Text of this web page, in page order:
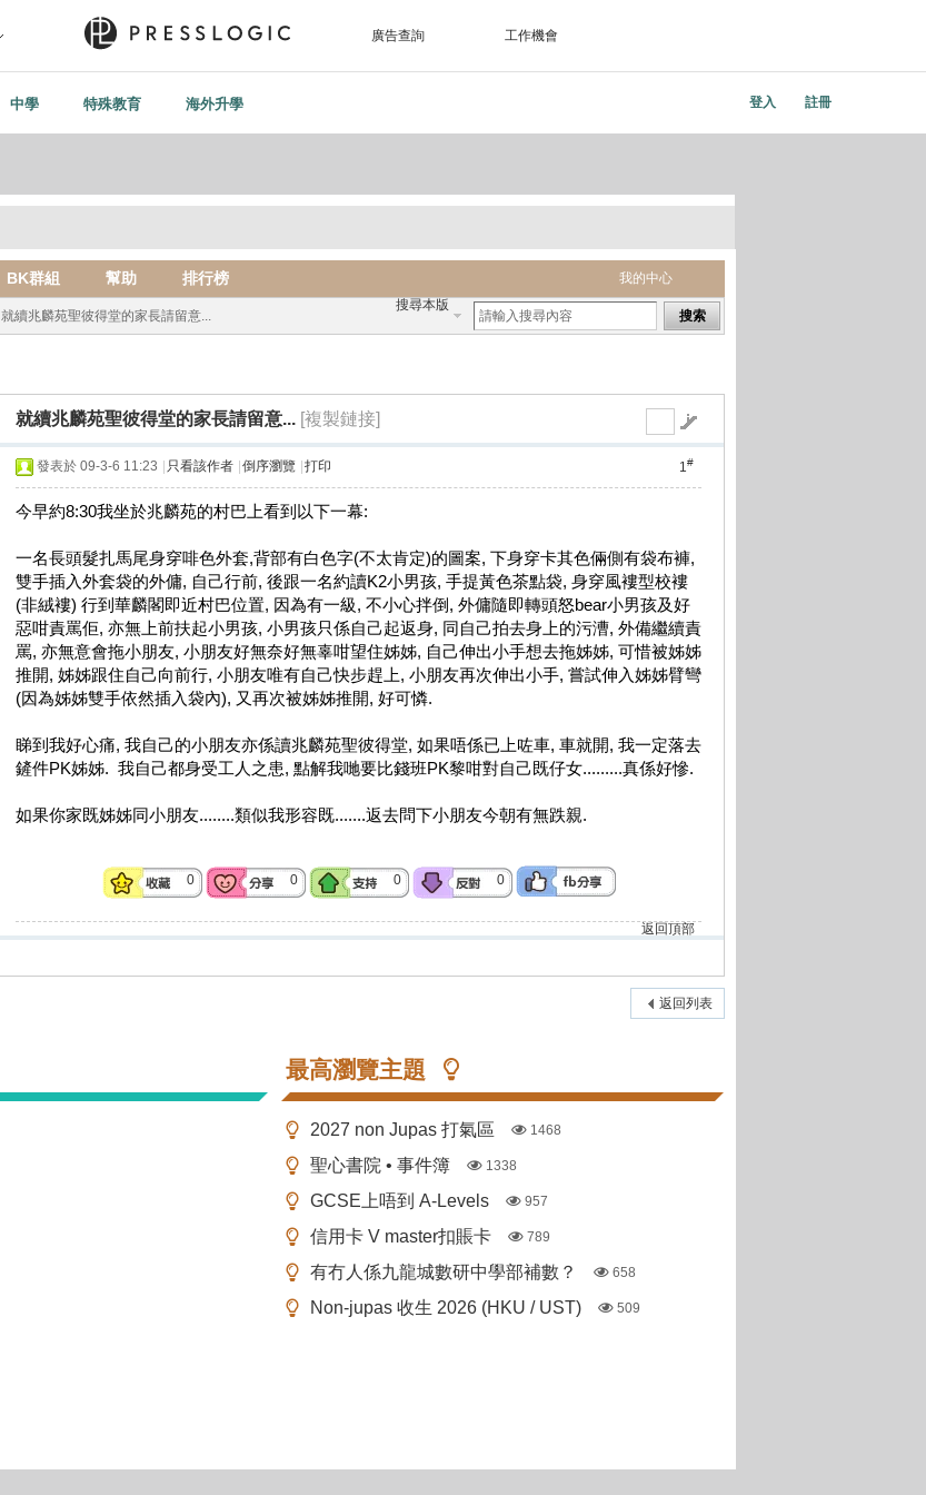
廣告查詢 工作機會
中學 特殊教育 海外升學 登入 註冊
我的中心
BK群組 幫助 排行榜
搜尋本版
搜索
就續兆麟苑聖彼得堂的家長請留意...
就續兆麟苑聖彼得堂的家長請留意... [複製鏈接]
1#
發表於 09-3-6 11:23 只看該作者 倒序瀏覽 打印
今早約8:30我坐於兆麟苑的村巴上看到以下一幕:
一名長頭髮扎馬尾身穿啡色外套,背部有白色字(不太肯定)的圖案, 下身穿卡其色倆側有袋布褲,
雙手插入外套袋的外傭, 自己行前, 後跟一名約讀K2小男孩, 手提黃色茶點袋, 身穿風褸型校褸
(非絨褸) 行到華麟閣即近村巴位置, 因為有一級, 不小心拌倒, 外傭隨即轉頭怒bear小男孩及好
惡咁責罵佢, 亦無上前扶起小男孩, 小男孩只係自己起返身, 同自己拍去身上的污漕, 外備繼續責
罵, 亦無意會拖小朋友, 小朋友好無奈好無辜咁望住姊姊, 自己伸出小手想去拖姊姊, 可惜被姊姊
推開, 姊姊跟住自己向前行, 小朋友唯有自己快步趕上, 小朋友再次伸出小手, 嘗試伸入姊姊臂彎
(因為姊姊雙手依然插入袋內), 又再次被姊姊推開, 好可憐.
睇到我好心痛, 我自己的小朋友亦係讀兆麟苑聖彼得堂, 如果唔係已上咗車, 車就開, 我一定落去
鏟件PK姊姊. 我自己都身受工人之患, 點解我哋要比錢班PK黎咁對自己既仔女.........真係好慘.
如果你家既姊姊同小朋友........類似我形容既.......返去問下小朋友今朝有無跌親.
0 0 0 0
返回頂部
返回列表
最高瀏覽主題
2027 non Jupas 打氣區 1468
聖心書院 • 事件簿 1338
GCSE上唔到 A-Levels 957
信用卡 V master扣賬卡 789
有冇人係九龍城數研中學部補數？ 658
Non-jupas 收生 2026 (HKU / UST) 509